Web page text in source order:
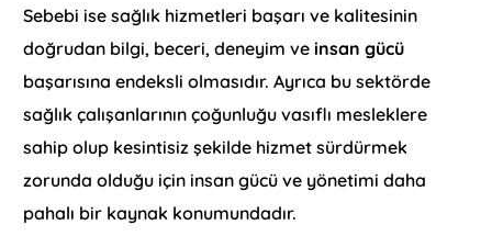
Sebebi ise sağlık hizmetleri başarı ve kalitesinin
doğrudan bilgi, beceri, deneyim veinsan gücü
başarısına endeksli olmasıdır. Ayrıca bu sektörde
sağlık çalışanlarının çoğunluğu vasıflı mesleklere
sahip olup kesintisiz şekilde hizmet sürdürmek
zorunda olduğu için insan gücü ve yönetimi daha
pahalı bir kaynak konumundadır.